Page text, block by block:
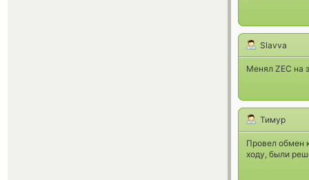
Slavva
Менял ZEC на
Тимур
Провел обмен
ходу, были